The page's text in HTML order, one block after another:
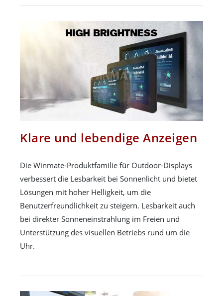
Klare und lebendige Anzeigen
Die Winmate-Produktfamilie für Outdoor-Displays
verbessert die Lesbarkeit bei Sonnenlicht und bietet
Lösungen mit hoher Helligkeit, um die
Benutzerfreundlichkeit zu steigern. Lesbarkeit auch
bei direkter Sonneneinstrahlung im Freien und
Unterstützung des visuellen Betriebs rund um die
Uhr.